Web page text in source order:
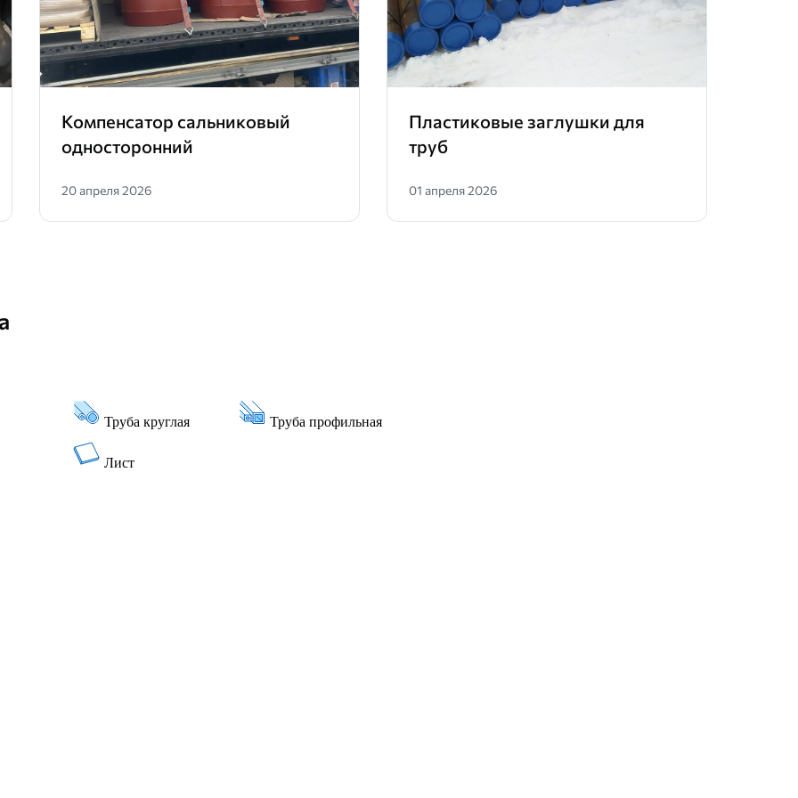
Компенсатор сальниковый
односторонний
20 апреля 2026
Пластиковые заглушки для
труб
01 апреля 2026